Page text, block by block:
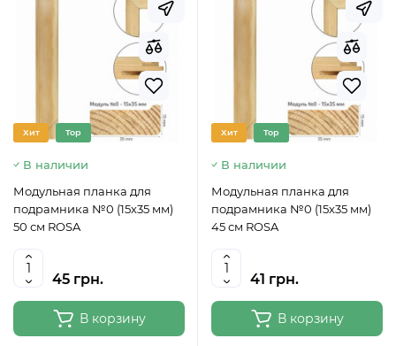
Хит Top
В наличии
Модульная планка для
подрамника №0 (15х35 мм)
50 см ROSA
45 грн.
В корзину
Хит Top
В наличии
Модульная планка для
подрамника №0 (15х35 мм)
45 см ROSA
41 грн.
В корзину